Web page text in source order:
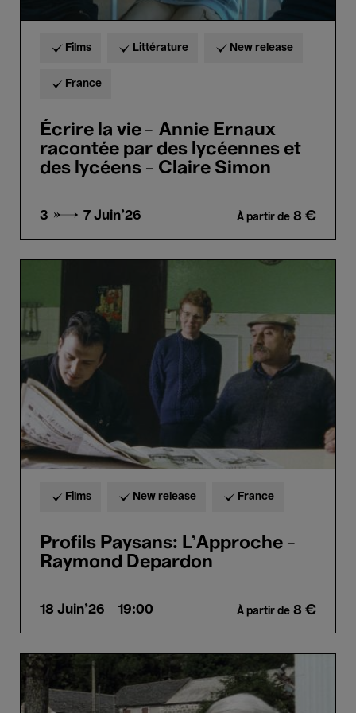
Claire
Films Littérature New release
France
Écrire la vie – Annie Ernaux
racontée par des lycéennes et
des lycéens - Claire Simon
3 → 7 Juin'26 À partir de 8 €
-
Raymond
Depardon
Films New release France
Profils Paysans: L'Approche -
Raymond Depardon
18 Juin'26 - 19:00 À partir de 8 €
Profils
Paysans:
Le
Quotidien